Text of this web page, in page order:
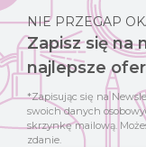
NIE PRZEGAP
Zapisz się na
najlepsze
*Zapisując się na
swoich danych
skrzynkę mailową.
zdanie.